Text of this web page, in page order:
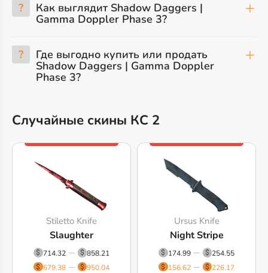
? Как выглядит Shadow Daggers |
Gamma Doppler Phase 3?
? Где выгодно купить или продать
Shadow Daggers | Gamma Doppler
Phase 3?
Случайные скины КС 2
Stiletto Knife
Slaughter
714.32
858.21
679.38
950.04
Ursus Knife
Night Stripe
174.99
254.55
156.62
226.17